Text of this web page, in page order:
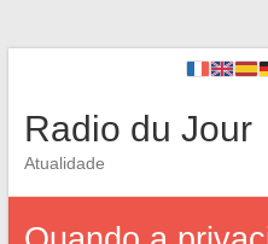
Radio du Jour
Atualidade